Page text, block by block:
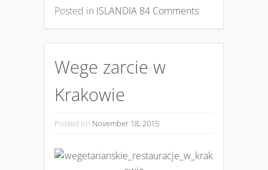
Posted in ISLANDIA 84 Comments
Wege zarcie w
Krakowie
Posted on November 18, 2015